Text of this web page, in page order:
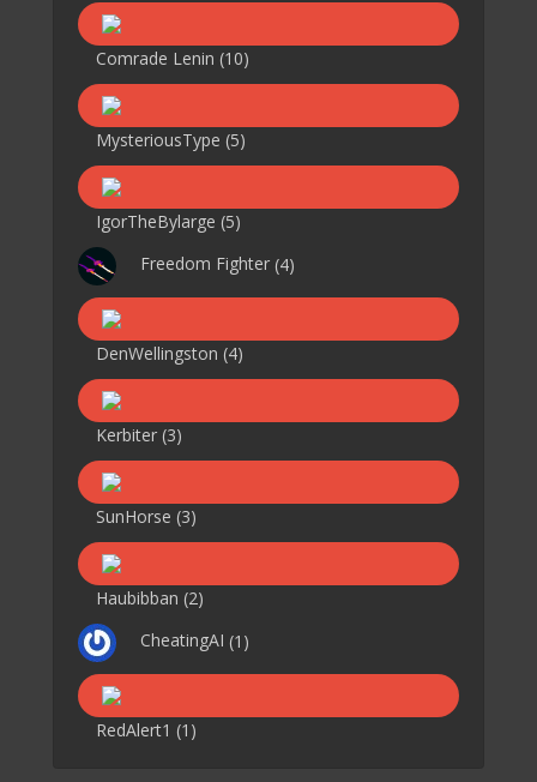
Comrade Lenin (10)
MysteriousType (5)
IgorTheBylarge (5)
Freedom Fighter (4)
DenWellingston (4)
Kerbiter (3)
SunHorse (3)
Haubibban (2)
CheatingAI (1)
RedAlert1 (1)